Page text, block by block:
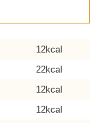
12kcal
22kcal
12kcal
12kcal